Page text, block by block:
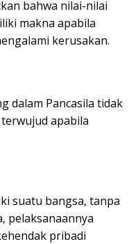
bahwa nilai-nilai
makna apabila
kerusakan.
dalam Pancasila tidak
apabila
suatu bangsa, tanpa
pelaksanaannya
pribadi